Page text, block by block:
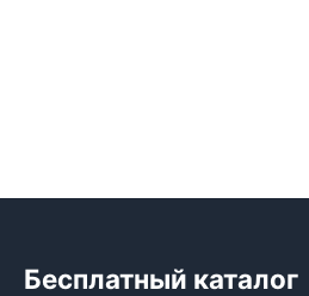
Бесплатный каталог